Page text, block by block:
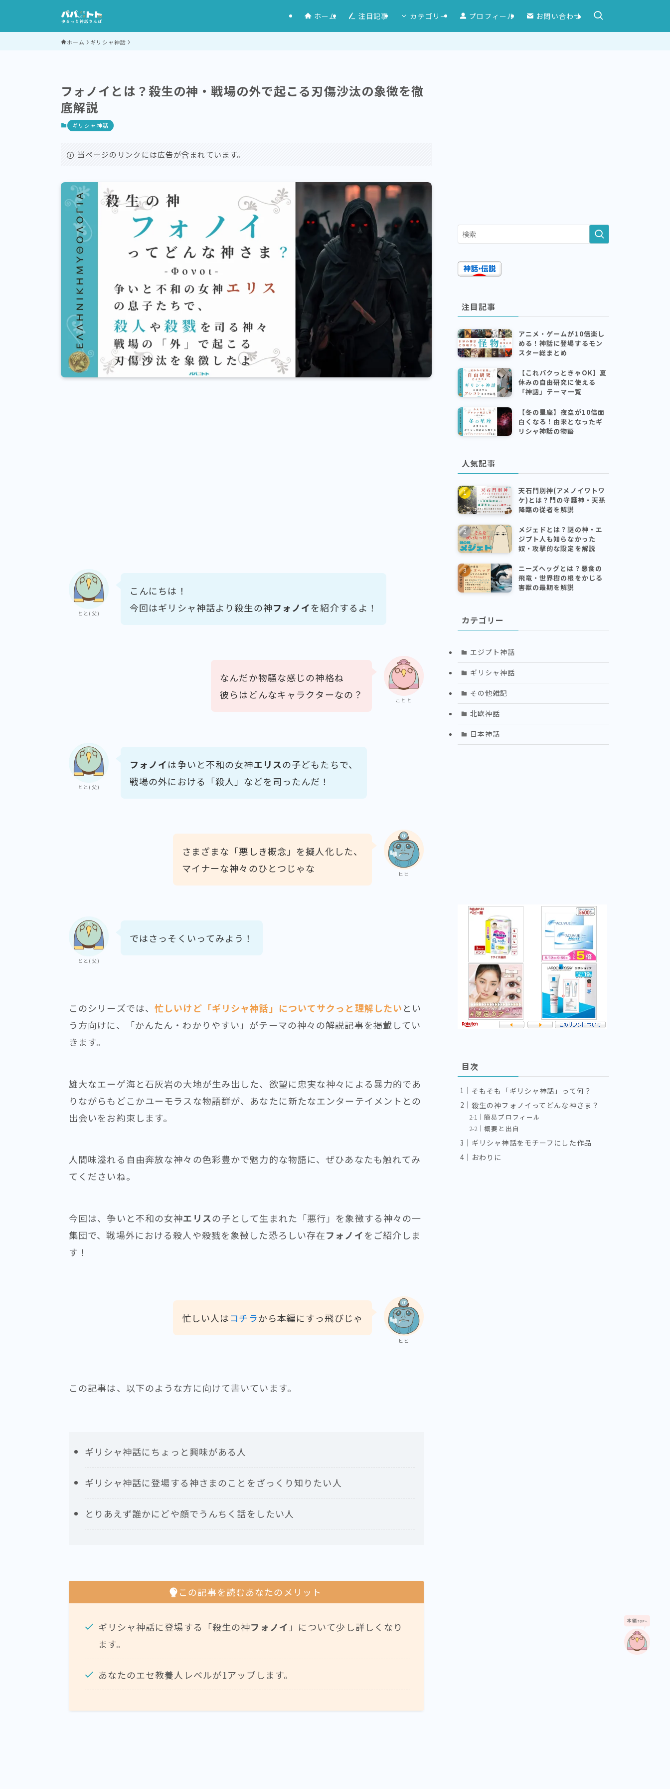
ホーム 注目記事 カテゴリー プロフィール お問い合わせ
ホーム ギリシャ神話
フォノイとは？殺生の神・戦場の外で起こる刃傷沙汰の象徴を徹
底解説
ギリシャ神話
当ページのリンクには広告が含まれています。
とと(父)
こんにちは！
今回はギリシャ神話より殺生の神フォノイを紹介するよ！
ことと
なんだか物騒な感じの神格ね
彼らはどんなキャラクターなの？
とと(父)
フォノイは争いと不和の女神エリスの子どもたちで、
戦場の外における「殺人」などを司ったんだ！
ヒヒ
さまざまな「悪しき概念」を擬人化した、
マイナーな神々のひとつじゃな
とと(父)
ではさっそくいってみよう！
このシリーズでは、忙しいけど「ギリシャ神話」についてサクっと理解したいとい
う方向けに、「かんたん・わかりやすい」がテーマの神々の解説記事を掲載してい
きます。
雄大なエーゲ海と石灰岩の大地が生み出した、欲望に忠実な神々による暴力的であ
りながらもどこかユーモラスな物語群が、あなたに新たなエンターテイメントとの
出会いをお約束します。
人間味溢れる自由奔放な神々の色彩豊かで魅力的な物語に、ぜひあなたも触れてみ
てくださいね。
今回は、争いと不和の女神エリスの子として生まれた「悪行」を象徴する神々の一
集団で、戦場外における殺人や殺戮を象徴した恐ろしい存在フォノイをご紹介しま
す！
ヒヒ
忙しい人はコチラから本編にすっ飛びじゃ
この記事は、以下のような方に向けて書いています。
ギリシャ神話にちょっと興味がある人
ギリシャ神話に登場する神さまのことをざっくり知りたい人
とりあえず誰かにどや顔でうんちく話をしたい人
この記事を読むあなたのメリット
ギリシャ神話に登場する「殺生の神フォノイ 」について少し詳しくなり
ます。
あなたのエセ教養人レベルが1アップします。
注目記事
アニメ・ゲームが10倍楽し
める！神話に登場するモン
スター総まとめ
【これパクっときゃOK】夏
休みの自由研究に使える
「神話」テーマ一覧
【冬の星座】夜空が10倍面
白くなる！由来となったギ
リシャ神話の物語
人気記事
天石門別神(アメノイワトワ
ケ)とは？門の守護神・天孫
降臨の従者を解説
メジェドとは？謎の神・エ
ジプト人も知らなかった
奴・攻撃的な設定を解説
ニーズヘッグとは？悪食の
飛竜・世界樹の根をかじる
害獣の最期を解説
カテゴリー
エジプト神話
ギリシャ神話
その他雑記
北欧神話
日本神話
目次
そもそも「ギリシャ神話」って何？
殺生の神フォノイってどんな神さま？
簡易プロフィール
概要と出自
ギリシャ神話をモチーフにした作品
おわりに